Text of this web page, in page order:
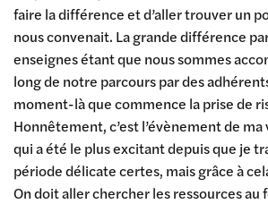
faire la différence et d’aller trouver un
nous convenait. La grande différence
enseignes étant que nous sommes
long de notre parcours par des
moment-là que commence la prise de
Honnêtement, c’est l’évènement de
qui a été le plus excitant depuis que je
période délicate certes, mais grâce à
On doit aller chercher les ressources au